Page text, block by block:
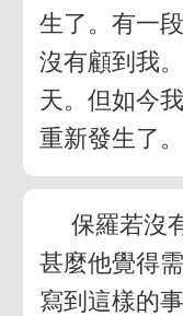
生了。有一
沒有顧到我
天。但如今
重新發生了。
保羅若沒
甚麼他覺得
寫到這樣的